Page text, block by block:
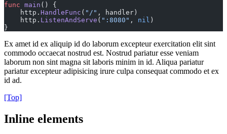
func main () {
    http.
HandleFunc ( "/" , handler)
    http.
ListenAndServe ( ":8080" , nil )
}
Ex amet id ex aliquip id do laborum excepteur exercitation elit sint
commodo occaecat nostrud est. Nostrud pariatur esse veniam
laborum non sint magna sit laboris minim in id. Aliqua pariatur
pariatur excepteur adipisicing irure culpa consequat commodo et ex
id ad.
[Top]
Inline elements